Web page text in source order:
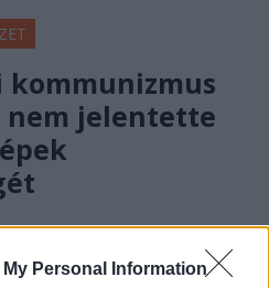
Personal Information
kommunizmus
nem jelentette
egyenlőség